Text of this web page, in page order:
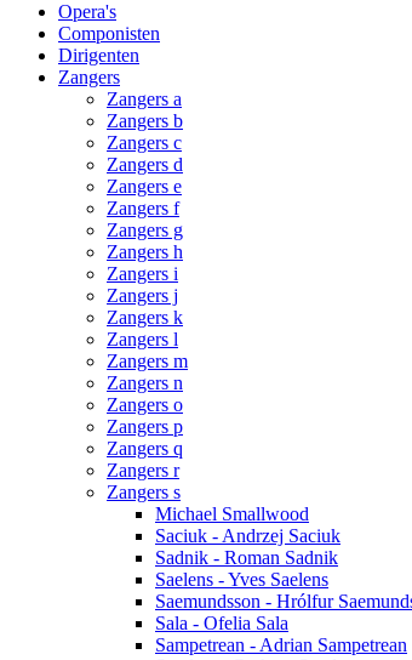
Opera's
Componisten
Dirigenten
Zangers
Zangers a
Zangers b
Zangers c
Zangers d
Zangers e
Zangers f
Zangers g
Zangers h
Zangers i
Zangers j
Zangers k
Zangers l
Zangers m
Zangers n
Zangers o
Zangers p
Zangers q
Zangers r
Zangers s
Michael Smallwood
Saciuk - Andrzej Saciuk
Sadnik - Roman Sadnik
Saelens - Yves Saelens
Saemundsson - Hrólfur
Sala - Ofelia Sala
Sampetrean - Adrian Sampetrean